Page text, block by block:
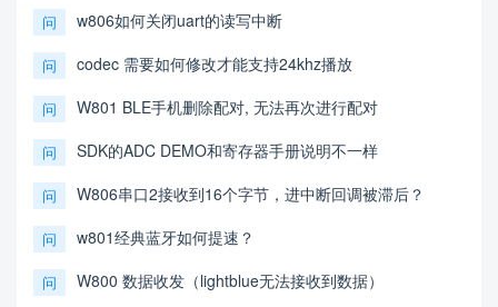
问 w806如何关闭uart的读写中断
问 codec 需要如何修改才能支持24khz播放
问 W801 BLE手机删除配对, 无法再次进行配对
问 SDK的ADC DEMO和寄存器手册说明不一样
问 W806串口2接收到16个字节，进中断回调被滞后？
问 w801经典蓝牙如何提速？
问 W800 数据收发（lightblue无法接收到数据）